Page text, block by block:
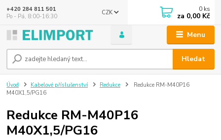
Menu
CZK
Hledat
+420 284 811 501
Po - Pá, 8:00-16:30
0 ks
za 0,00 Kč
Úvod Kabelové příslušenství Redukce
Redukce RM-M40P16
M40X1,5/PG16
Redukce RM-M40P16
M40X1,5/PG16